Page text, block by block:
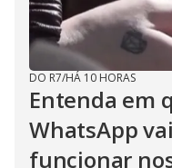
DO R7/HÁ 10 HORAS
Entenda em
WhatsApp
funcionar